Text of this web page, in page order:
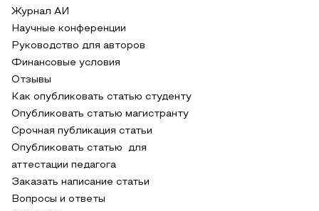
Журнал АИ
Научные конференции
Руководство для авторов
Финансовые условия
Отзывы
Как опубликовать статью студенту
Опубликовать статью магистранту
Срочная публикация статьи
Опубликовать статью для
аттестации педагога
Заказать написание статьи
Вопросы и ответы